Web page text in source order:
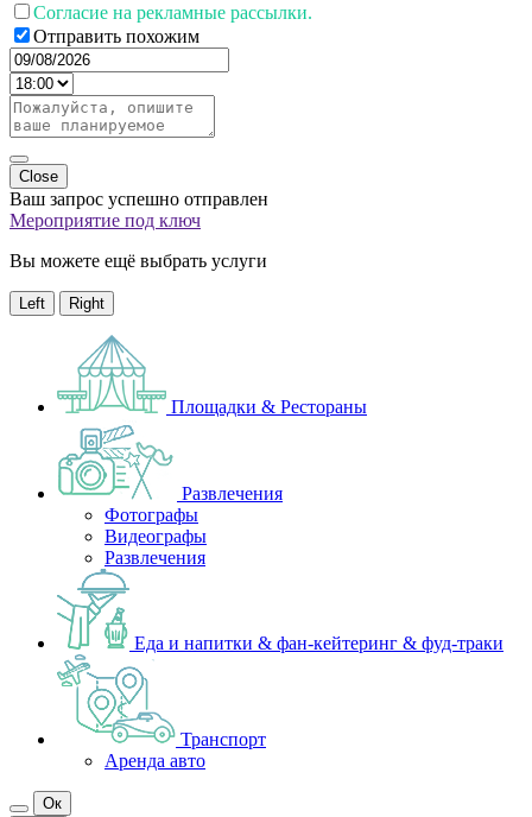
Согласие на рекламные рассылки.
Отправить похожим
Close
Ваш запрос успешно отправлен
Мероприятие под ключ
Вы можете ещё выбрать услуги
Left Right
Площадки & Рестораны
Развлечения
Фотографы
Видеографы
Развлечения
Еда и напитки & фан-кейтеринг & фуд-траки
Транспорт
Аренда авто
Ок